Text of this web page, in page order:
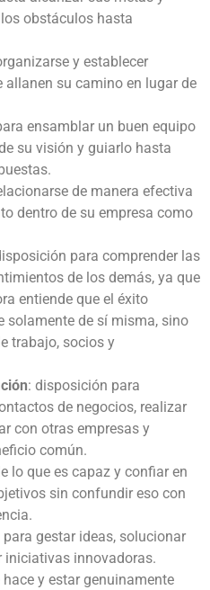
obstáculos hasta
y establecer
allanen su camino en lugar de
ensamblar un buen equipo
su visión y guiarlo hasta
de manera efectiva
dentro de su empresa como
para comprender las
de los demás, ya que
entiende que el éxito
solamente de sí misma, sino
trabajo, socios y
: disposición para
de negocios, realizar
con otras empresas y
común.
lo que es capaz y confiar en
sin confundir eso con
gestar ideas, solucionar
iniciativas innovadoras.
y estar genuinamente